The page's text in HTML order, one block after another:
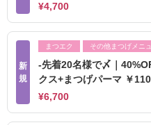
¥4,700
新
規
まつエク その他まつげメニ
-先着20名様で〆｜
クス+まつげパーマ ￥
¥6,700